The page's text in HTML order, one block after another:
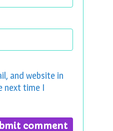
and website in
next time I